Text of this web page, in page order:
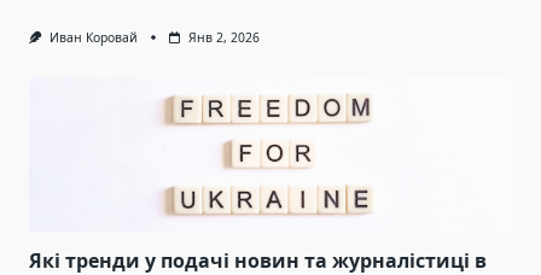
Иван Коровай Янв 2, 2026
Які тренди у подачі новин та журналістиці в